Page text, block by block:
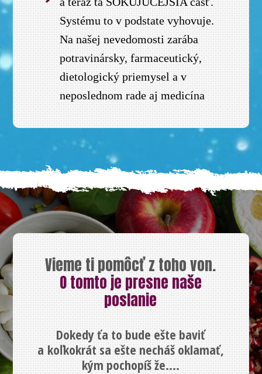
Systému to v podstate vyhovuje.
Na našej nevedomosti zarába
potravinársky, farmaceutický,
dietologický priemysel a v
neposlednom rade aj medicína
Vieme ti pomôcť z toho von.
O tomto je presne naše
poslanie
Dokedy ťa to bude ešte baviť
a koľkokrát sa ešte necháš oklamať,
kým pochopíš že....